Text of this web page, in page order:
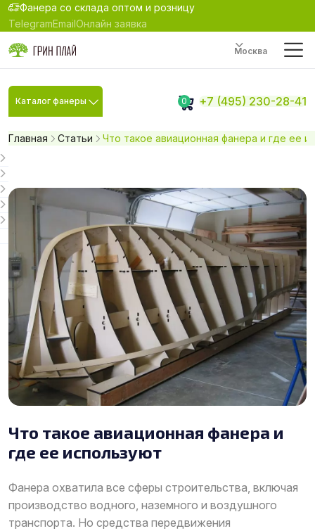
Фанера со склада оптом и розницу
TelegramEmailОнлайн заявка
Москва
Каталог фанеры 0 +7 (495) 230-28-41
Главная Статьи Что такое авиационная фанера и где ее
Что такое авиационная фанера и
где ее используют
Фанера охватила все сферы строительства, включая
производство водного, наземного и воздушного
транспорта. Но средства передвижения